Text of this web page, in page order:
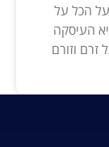
על הכל על
העיסקה
וזורם